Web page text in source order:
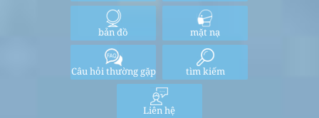
bản đồ mặt nạ
Câu hỏi thường gặp tìm kiếm
Liên hệ